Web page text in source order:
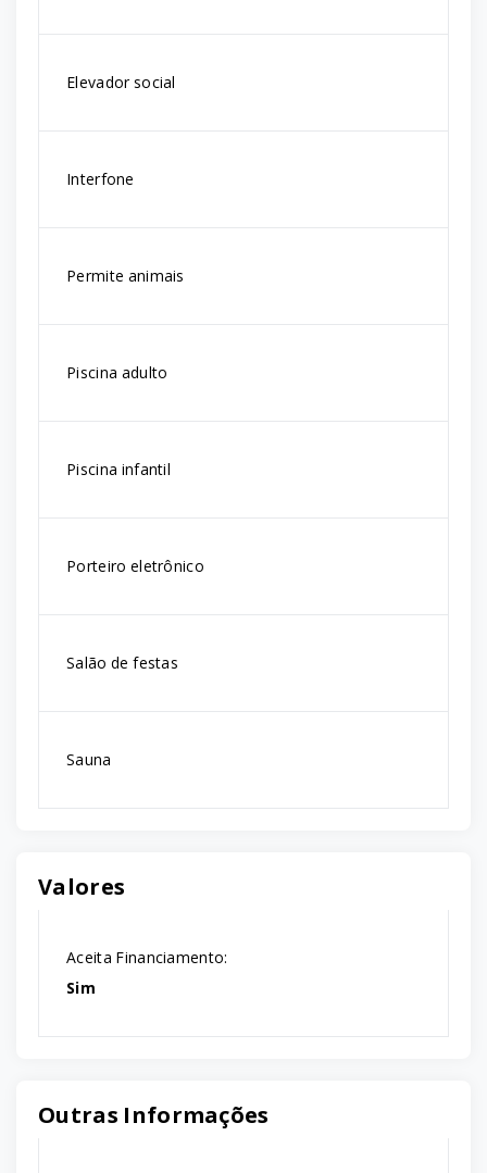
Elevador social
Interfone
Permite animais
Piscina adulto
Piscina infantil
Porteiro eletrônico
Salão de festas
Sauna
Valores
Aceita Financiamento:
Sim
Outras Informações